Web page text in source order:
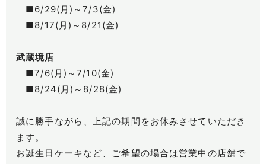
■6/29(月)～7/3(金)
■8/17(月)～8/21(金)
武蔵境店
■7/6(月)～7/10(金)
■8/24(月)～8/28(金)
誠に勝手ながら、上記の期間をお休みさせていただき
ます。
お誕生日ケーキなど、ご希望の場合は営業中の店舗で